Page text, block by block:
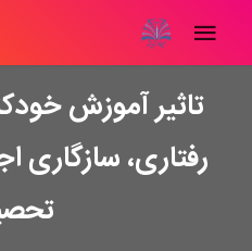
تاثیر آموزش
رفتاری، سازگاری